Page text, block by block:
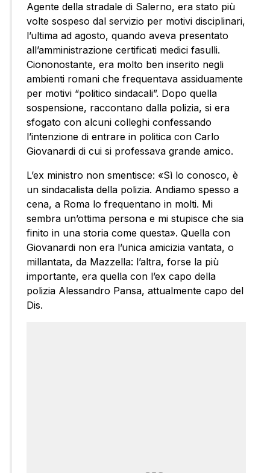
Agente della stradale di Salerno, era stato più
volte sospeso dal servizio per motivi disciplinari,
l’ultima ad agosto, quando aveva presentato
all’amministrazione certificati medici fasulli.
Ciononostante, era molto ben inserito negli
ambienti romani che frequentava assiduamente
per motivi “politico sindacali”. Dopo quella
sospensione, raccontano dalla polizia, si era
sfogato con alcuni colleghi confessando
l’intenzione di entrare in politica con Carlo
Giovanardi di cui si professava grande amico.
L’ex ministro non smentisce: «Sì lo conosco, è
un sindacalista della polizia. Andiamo spesso a
cena, a Roma lo frequentano in molti. Mi
sembra un’ottima persona e mi stupisce che sia
finito in una storia come questa». Quella con
Giovanardi non era l’unica amicizia vantata, o
millantata, da Mazzella: l’altra, forse la più
importante, era quella con l’ex capo della
polizia Alessandro Pansa, attualmente capo del
Dis.